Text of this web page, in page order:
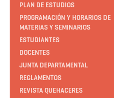
PLAN DE ESTUDIOS
PROGRAMACIÓN Y HORARIOS DE
MATERIAS Y SEMINARIOS
ESTUDIANTES
DOCENTES
JUNTA DEPARTAMENTAL
REGLAMENTOS
REVISTA QUEHACERES